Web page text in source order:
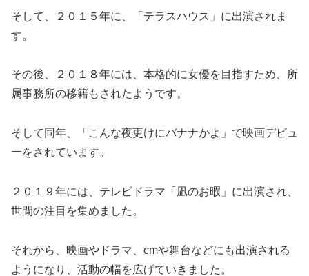
そして、２０１５年に、「テラスハウス」に出演されま
す。
その後、２０１８年には、本格的に女優を目指すため、所
属事務所の移籍もされたようです。
そして同年、「こんな夜更けにバナナかよ」で映画デビュ
ーをされています。
２０１９年には、テレビドラマ「凪のお暇」に出演され、
世間の注目を集めました。
それから、映画やドラマ、cmや舞台などにも出演される
ようになり、活動の幅を広げていきました。